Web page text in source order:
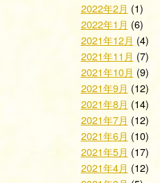
2022年2月 (1)
2022年1月 (6)
2021年12月 (4)
2021年11月 (7)
2021年10月 (9)
2021年9月 (12)
2021年8月 (14)
2021年7月 (12)
2021年6月 (10)
2021年5月 (17)
2021年4月 (12)